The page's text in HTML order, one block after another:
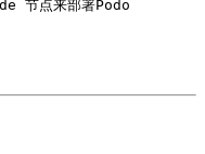
节点来部署Podo